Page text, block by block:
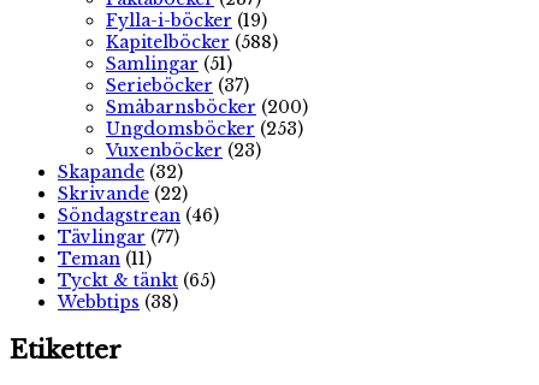
Fylla-i-böcker (19)
Kapitelböcker (588)
Samlingar (51)
Serieböcker (37)
Småbarnsböcker (200)
Ungdomsböcker (253)
Vuxenböcker (23)
Skapande (32)
Skrivande (22)
Söndagstrean (46)
Tävlingar (77)
Teman (11)
Tyckt & tänkt (65)
Webbtips (38)
Etiketter